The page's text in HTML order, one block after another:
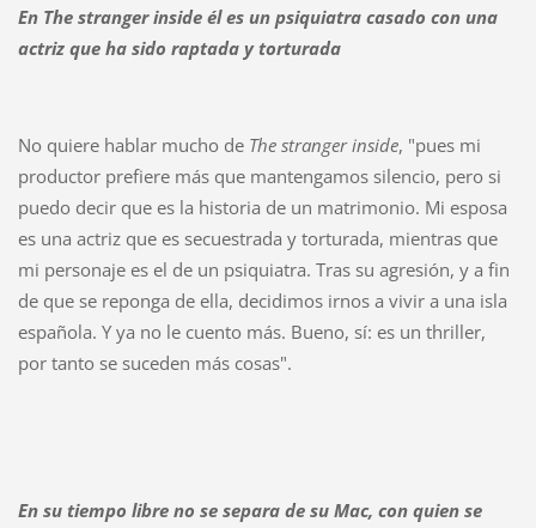
En The stranger inside él es un psiquiatra casado con una
actriz que ha sido raptada y torturada
No quiere hablar mucho de The stranger inside, "pues mi
productor prefiere más que mantengamos silencio, pero si
puedo decir que es la historia de un matrimonio. Mi esposa
es una actriz que es secuestrada y torturada, mientras que
mi personaje es el de un psiquiatra. Tras su agresión, y a fin
de que se reponga de ella, decidimos irnos a vivir a una isla
española. Y ya no le cuento más. Bueno, sí: es un thriller,
por tanto se suceden más cosas".
En su tiempo libre no se separa de su Mac, con quien se